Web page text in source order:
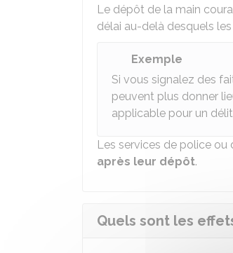
Le dépôt de la main
délai au-delà desquels
Exemple
Si vous signalez des
peuvent plus donner
applicable pour un
Les services de police
après leur dépôt.
Quels sont les